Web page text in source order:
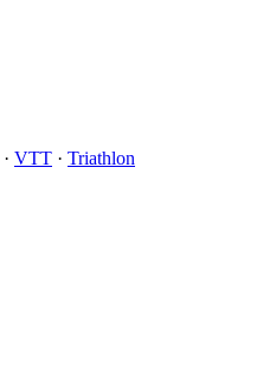
· VTT · Triathlon